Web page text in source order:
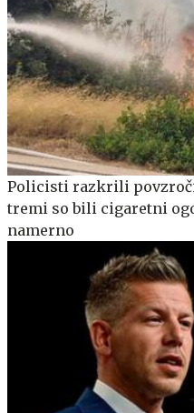
Policisti razkrili
tremi so bili cigaretni
namerno